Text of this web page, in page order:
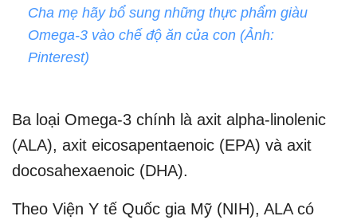
Cha mẹ hãy bổ sung những thực phẩm giàu
Omega-3 vào chế độ ăn của con (Ảnh:
Pinterest)
Ba loại Omega-3 chính là axit alpha-linolenic
(ALA), axit eicosapentaenoic (EPA) và axit
docosahexaenoic (DHA).
Theo Viện Y tế Quốc gia Mỹ (NIH), ALA có